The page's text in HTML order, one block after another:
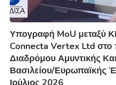
Υπογραφή MoU μεταξύ
Connecta Vertex Ltd στο
Διαδρόμου Αμυντικής
Βασιλείου/Ευρωπαϊκής